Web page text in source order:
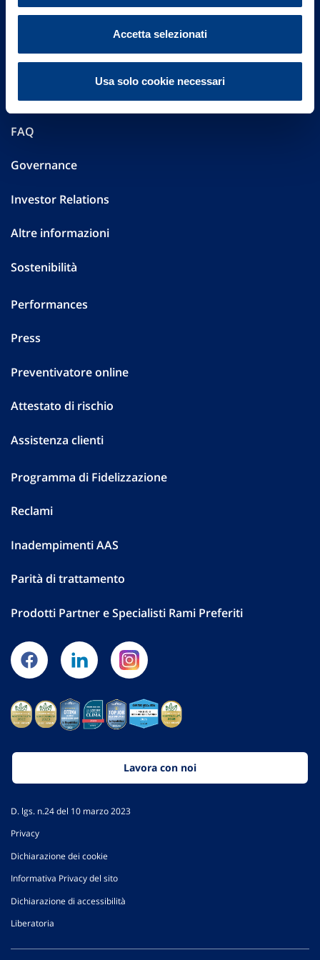
Accetta selezionati
Usa solo cookie necessari
Via Ignazio Gardella, 2
FAQ
Governance
Investor Relations
Altre informazioni
Sostenibilità
Performances
Press
Preventivatore online
Attestato di rischio
Assistenza clienti
Programma di Fidelizzazione
Reclami
Inadempimenti AAS
Parità di trattamento
Prodotti Partner e Specialisti Rami Preferiti
Lavora con noi
D. lgs. n.24 del 10 marzo 2023
Privacy
Dichiarazione dei cookie
Informativa Privacy del sito
Dichiarazione di accessibilità
Liberatoria